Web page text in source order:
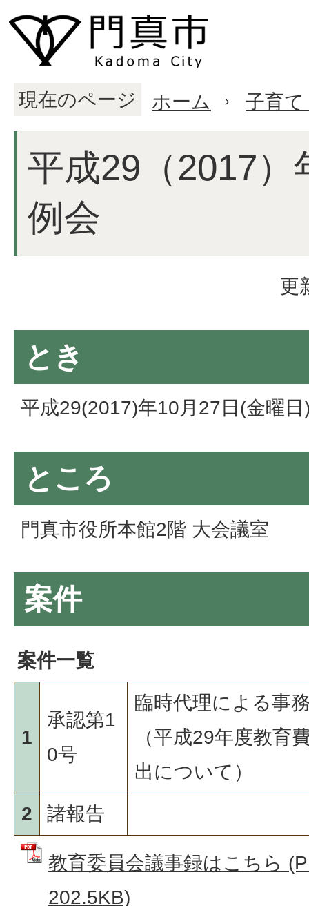
現在のページ ホーム 子育て
平成29（2017）
例会
更
とき
平成29(2017)年10月27日(金曜
ところ
門真市役所本館2階 大会議室
案件
案件一覧
1
承認第1
0号
臨時代理による事
（平成29年度教育
出について）
2
諸報告
教育委員会議事録はこちら
202.5KB)